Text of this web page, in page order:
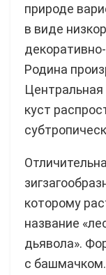
природе
в виде
Родина
куст
которому
название
дьявола».
с